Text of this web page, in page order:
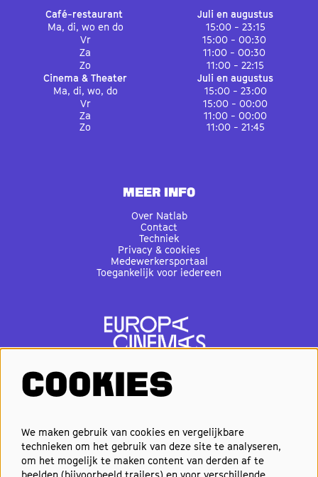
Café-restaurant
Juli en augustus
Ma, di, wo en do
15:00 - 23:15
Vr
15:00 - 00:30
Za
11:00 - 00:30
Zo
11:00 - 22:15
Cinema & Theater
Juli en augustus
Ma, di, wo, do
15:00 - 23:00
Vr
15:00 - 00:00
Za
11:00 - 00:00
Zo
11:00 - 21:45
MEER INFO
Over Natlab
Contact
Techniek
Privacy & cookies
Medewerkersportaal
Toegankelijk voor iedereen
Elke week de beste films en
COOKIES
We maken gebruik van cookies en vergelijkbare
technieken om het gebruik van deze site te analyseren,
om het mogelijk te maken content van derden af te
beelden (bijvoorbeeld trailers) en voor verschillende